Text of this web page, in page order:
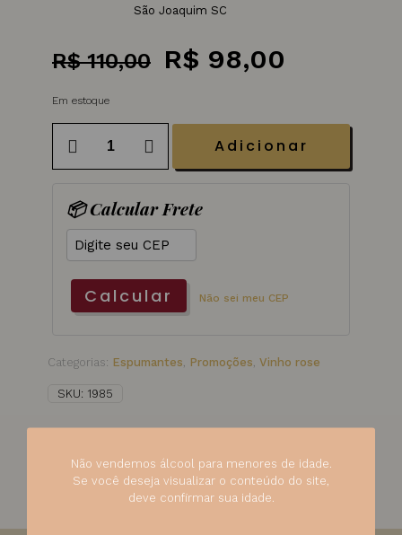
São Joaquim SC
R$110,00
O
R$ 110,00.
R$ 98,00
é:
R$
Em estoque
quantidade
Adicionar
📦 Calcular Frete
Calcular Não sei meu CEP
Categorias: Espumantes, Promoções, Vinho rose
SKU: 1985
Não vendemos álcool para menores de idade.
Se você deseja visualizar o conteúdo do site,
deve confirmar sua idade.